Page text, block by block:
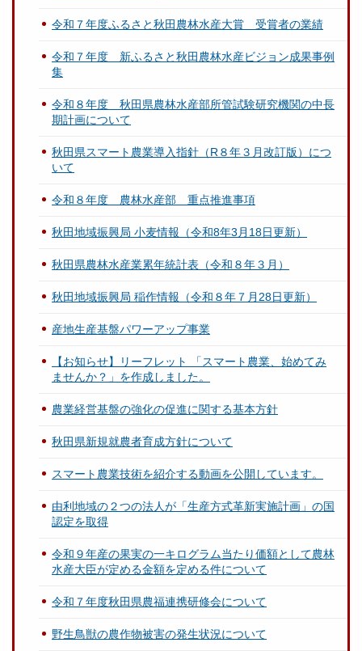
令和７年度ふるさと秋田農林水産大賞 受賞者の業績
令和７年度 新ふるさと秋田農林水産ビジョン成果事例
集
令和８年度 秋田県農林水産部所管試験研究機関の中長
期計画について
秋田県スマート農業導入指針（R８年３月改訂版）につ
いて
令和８年度 農林水産部 重点推進事項
秋田地域振興局 小麦情報（令和8年3月18日更新）
秋田県農林水産業累年統計表（令和８年３月）
秋田地域振興局 稲作情報（令和８年７月28日更新）
産地生産基盤パワーアップ事業
【お知らせ】リーフレット 「スマート農業、始めてみ
ませんか？」を作成しました。
農業経営基盤の強化の促進に関する基本方針
秋田県新規就農者育成方針について
スマート農業技術を紹介する動画を公開しています。
由利地域の２つの法人が「生産方式革新実施計画」の国
認定を取得
令和９年産の果実の一キログラム当たり価額として農林
水産大臣が定める金額を定める件について
令和７年度秋田県農福連携研修会について
野生鳥獣の農作物被害の発生状況について